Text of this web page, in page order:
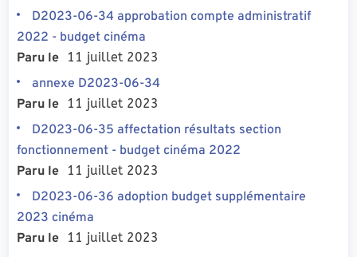
D2023-06-34 approbation compte administratif
2022 - budget cinéma
Paru le 11 juillet 2023
annexe D2023-06-34
Paru le 11 juillet 2023
D2023-06-35 affectation résultats section
fonctionnement - budget cinéma 2022
Paru le 11 juillet 2023
D2023-06-36 adoption budget supplémentaire
2023 cinéma
Paru le 11 juillet 2023